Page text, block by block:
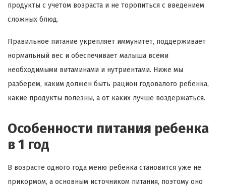
продукты с учетом возраста и не торопиться с введением
сложных блюд.
Правильное питание укрепляет иммунитет, поддерживает
нормальный вес и обеспечивает малыша всеми
необходимыми витаминами и нутриентами. Ниже мы
разберем, каким должен быть рацион годовалого ребенка,
какие продукты полезны, а от каких лучше воздержаться.
Особенности питания ребенка
в 1 год
В возрасте одного года меню ребенка становится уже не
прикормом, а основным источником питания, поэтому оно